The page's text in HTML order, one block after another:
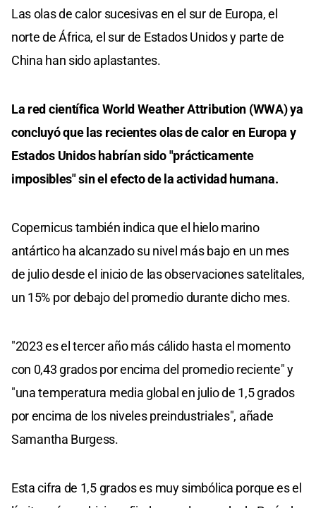
Las olas de calor sucesivas en el sur de Europa, el
norte de África, el sur de Estados Unidos y parte de
China han sido aplastantes.
La red científica World Weather Attribution (WWA) ya
concluyó que las recientes olas de calor en Europa y
Estados Unidos habrían sido "prácticamente
imposibles" sin el efecto de la actividad humana.
Copernicus también indica que el hielo marino
antártico ha alcanzado su nivel más bajo en un mes
de julio desde el inicio de las observaciones satelitales,
un 15% por debajo del promedio durante dicho mes.
"2023 es el tercer año más cálido hasta el momento
con 0,43 grados por encima del promedio reciente" y
"una temperatura media global en julio de 1,5 grados
por encima de los niveles preindustriales", añade
Samantha Burgess.
Esta cifra de 1,5 grados es muy simbólica porque es el